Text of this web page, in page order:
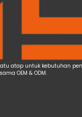
atap untuk kebutuhan
OEM & ODM.